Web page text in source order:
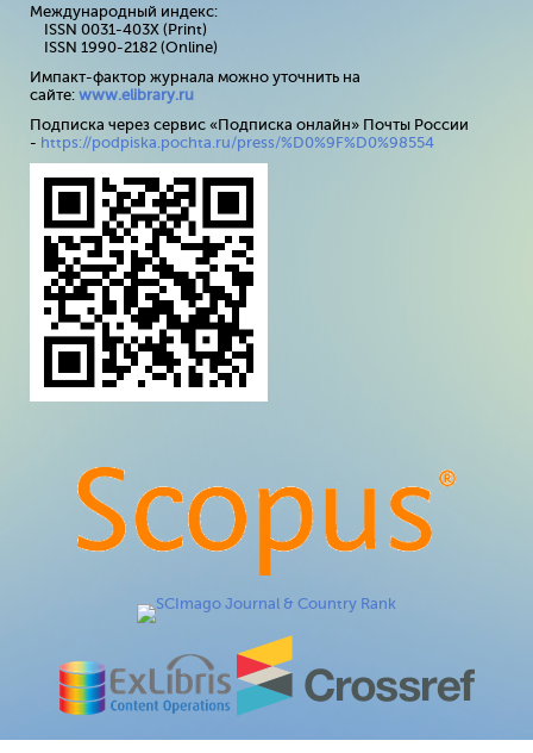
Международный индекс:
ISSN 0031-403X (Print)
ISSN 1990-2182 (Online)
Импакт-фактор журнала можно уточнить на
сайте: www.elibrary.ru
Подписка через сервис «Подписка онлайн» Почты России
- https://podpiska.pochta.ru/press/%D0%9F%D0%98554